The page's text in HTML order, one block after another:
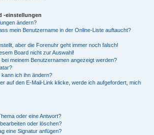
-einstellungen
ändern?
mein Benutzername in der Online-Liste auftaucht?
aber die Forenuhr geht immer noch falsch!
Board nicht zur Auswahl!
meinem Benutzernamen angezeigt werden?
ich ihn ändern?
auf den E-Mail-Link klicke, werde ich aufgefordert, mich
oder eine Antwort?
oder löschen?
eine Signatur anfügen?